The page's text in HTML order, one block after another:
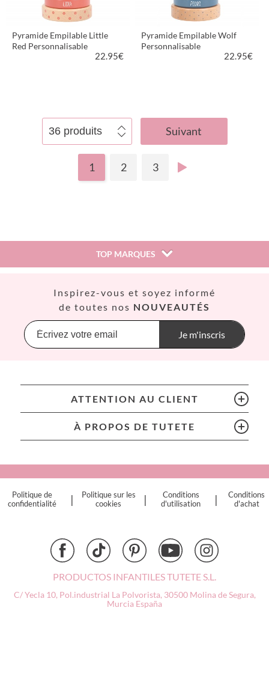
Pyramide Empilable Little
Red Personnalisable
22.95€
Pyramide Empilable Wolf
Personnalisable
22.95€
Suivant
1 2 3
TOP MARQUES
Banwood
BIBS
Cristina de Jos'h
Djeco
Inspirez-vous et soyez informé
de toutes nos NOUVEAUTÉS
Je m'inscris
ATTENTION AU CLIENT
À PROPOS DE TUTETE
Politique de
confidentialité
|
Politique sur les
cookies
|
Conditions
d'utilisation
|
Conditions
d'achat
PRODUCTOS INFANTILES TUTETE S.L.
C/ Yecla 10, Pol.industrial La Polvorista, 30500 Molina de Segura,
Murcia España